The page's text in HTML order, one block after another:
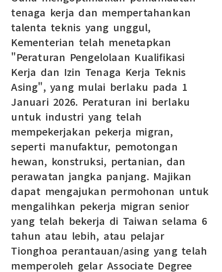
tenaga kerja dan mempertahankan
talenta teknis yang unggul,
Kementerian telah menetapkan
"Peraturan Pengelolaan Kualifikasi
Kerja dan Izin Tenaga Kerja Teknis
Asing", yang mulai berlaku pada 1
Januari 2026. Peraturan ini berlaku
untuk industri yang telah
mempekerjakan pekerja migran,
seperti manufaktur, pemotongan
hewan, konstruksi, pertanian, dan
perawatan jangka panjang. Majikan
dapat mengajukan permohonan untuk
mengalihkan pekerja migran senior
yang telah bekerja di Taiwan selama 6
tahun atau lebih, atau pelajar
Tionghoa perantauan/asing yang telah
memperoleh gelar Associate Degree